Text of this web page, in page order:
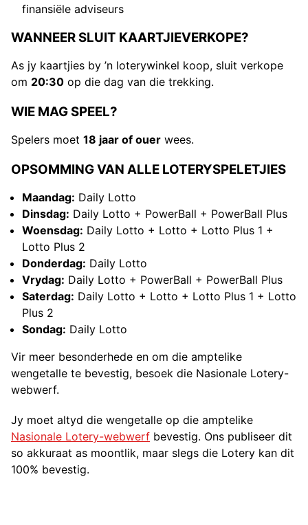
finansiële adviseurs
WANNEER SLUIT KAARTJIEVERKOPE?
As jy kaartjies by ’n loterywinkel koop, sluit verkope
om 20:30 op die dag van die trekking.
WIE MAG SPEEL?
Spelers moet 18 jaar of ouer wees.
OPSOMMING VAN ALLE LOTERYSPELETJIES
Maandag: Daily Lotto
Dinsdag: Daily Lotto + PowerBall + PowerBall Plus
Woensdag: Daily Lotto + Lotto + Lotto Plus 1 +
Lotto Plus 2
Donderdag: Daily Lotto
Vrydag: Daily Lotto + PowerBall + PowerBall Plus
Saterdag: Daily Lotto + Lotto + Lotto Plus 1 + Lotto
Plus 2
Sondag: Daily Lotto
Vir meer besonderhede en om die amptelike
wengetalle te bevestig, besoek die Nasionale Lotery-
webwerf.
Jy moet altyd die wengetalle op die amptelike
Nasionale Lotery-webwerf bevestig. Ons publiseer dit
so akkuraat as moontlik, maar slegs die Lotery kan dit
100% bevestig.